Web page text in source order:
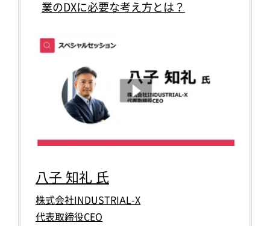
業のDXに必要な考え方とは？
八子 知礼 氏
株式会社INDUSTRIAL-X
代表取締役CEO